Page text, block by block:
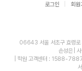
로그인 회원
06643 서울 서초구 효령로
손성은 |
| 학원 고객센터 : 1588-